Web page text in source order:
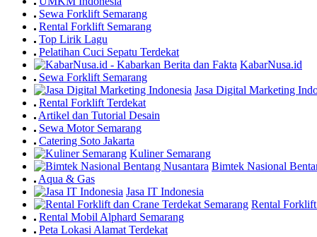
Sewa Forklift Semarang
Rental Forklift Semarang
Top Lirik Lagu
Pelatihan Cuci Sepatu Terdekat
KabarNusa.id
Sewa Forklift Semarang
Jasa Digital Marketing
Rental Forklift Terdekat
Artikel dan Tutorial Desain
Sewa Motor Semarang
Catering Soto Jakarta
Kuliner Semarang
Bimtek Nasional
Aqua & Gas
Jasa IT Indonesia
Rental Forklift
Rental Mobil Alphard Semarang
Peta Lokasi Alamat Terdekat